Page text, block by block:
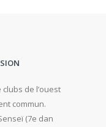
de l’ouest
commun.
(7e dan